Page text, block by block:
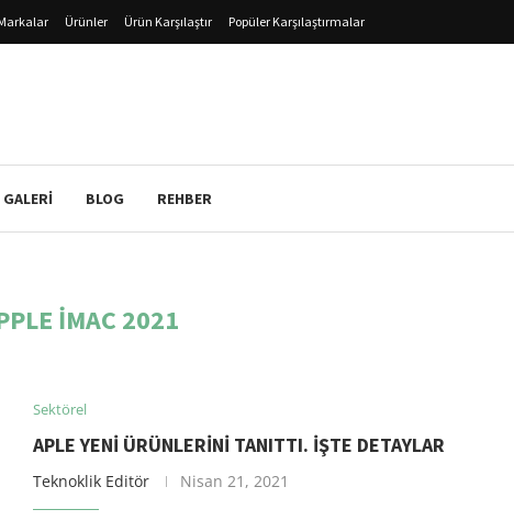
Ürünler Ürün Karşılaştır Popüler Karşılaştırmalar
BLOG REHBER
IMAC 2021
Sektörel
APLE YENI ÜRÜNLERINI TANITTI. İŞTE DETAYLAR
Teknoklik Editör Nisan 21, 2021